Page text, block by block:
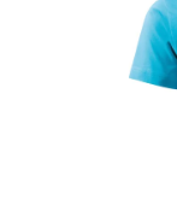
hvězdiček.